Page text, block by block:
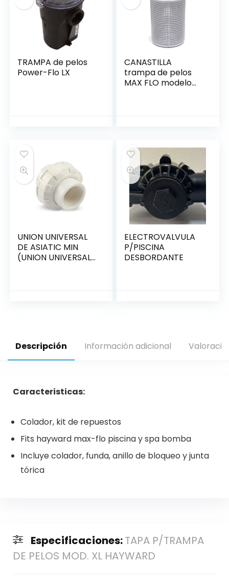
TRAMPA de pelos
Power-Flo LX
CANASTILLA
trampa de pelos
MAX FLO modelo
UNION UNIVERSAL
DE ASIATIC MIN
(UNION UNIVERSAL,
ELECTROVALVULA
P/PISCINA
DESBORDANTE
Descripción Información adicional
Caracteristicas:
Colador, kit de repuestos
Fits hayward max-flo piscina y spa bomba
Incluye colador, funda, anillo de bloqueo y junta
tórica
Especificaciones:TAPA P/TRAMPA
DE PELOS MOD. XL HAYWARD